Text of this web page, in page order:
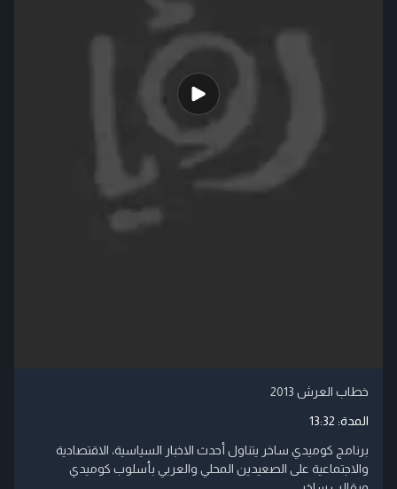
خطاب العرش 2013
المدة: 13:32
برنامج كوميدي ساخر يتناول أحدث الاخبار السياسية، الاقتصادية
والاجتماعية على الصعيدين المحلي والعربي بأسلوب كوميدي